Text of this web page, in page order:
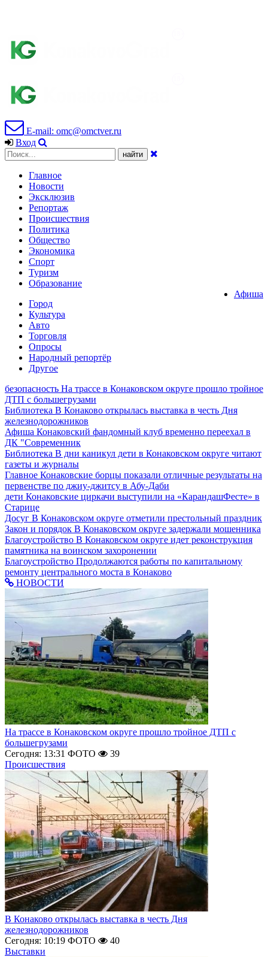
E-mail: omc@omctver.ru
Вход
Главное
Новости
Эксклюзив
Репортаж
Происшествия
Политика
Общество
Экономика
Спорт
Туризм
Образование
Афиша
Город
Культура
Авто
Торговля
Опросы
Народный репортёр
Другое
безопасность На трассе в Конаковском округе прошло тройное
ДТП с большегрузами
Библиотека В Конаково открылась выставка в честь Дня
железнодорожников
Афиша Конаковский фандомный клуб временно переехал в
ДК "Современник
Библиотека В дни каникул дети в Конаковском округе читают
газеты и журналы
Главное Конаковские борцы показали отличные результаты на
первенстве по джиу-джитсу в Абу-Даби
дети Конаковские циркачи выступили на «КарандашФесте» в
Старице
Досуг В Конаковском округе отметили престольный праздник
Закон и порядок В Конаковском округе задержали мошенника
Благоустройство В Конаковском округе идет реконструкция
памятника на воинском захоронении
Благоустройство Продолжаются работы по капитальному
ремонту центрального моста в Конаково
НОВОСТИ
На трассе в Конаковском округе прошло тройное ДТП с
большегрузами
Сегодня: 13:31 ФОТО
39
Происшествия
В Конаково открылась выставка в честь Дня
железнодорожников
Сегодня: 10:19 ФОТО
40
Выставки